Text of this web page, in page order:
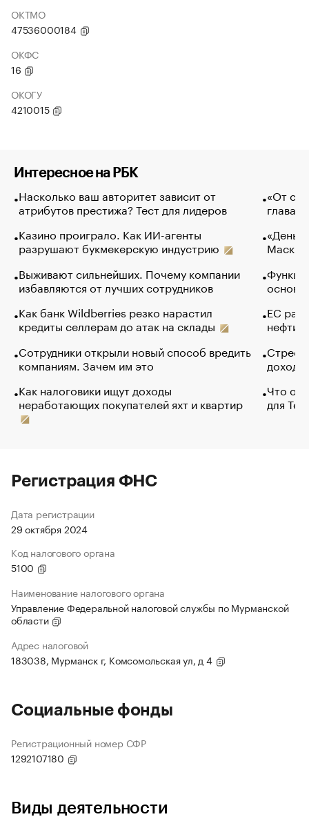
ОКТМО
47536000184
ОКФС
16
ОКОГУ
4210015
Интересное на РБК
Насколько ваш авторитет зависит от
атрибутов престижа? Тест для лидеров
Казино проиграло. Как ИИ-агенты
разрушают букмекерскую индустрию
Выживают сильнейших. Почему компании
избавляются от лучших сотрудников
Как банк Wildberries резко нарастил
кредиты селлерам до атак на склады
Сотрудники открыли новый способ вредить
компаниям. Зачем им это
Как налоговики ищут доходы
неработающих покупателей яхт и квартир
«От
глава
Маск в
основ
ЕС
нефти
Что
для
Регистрация ФНС
Дата регистрации
29 октября 2024
Код налогового органа
5100
Наименование налогового органа
Управление Федеральной налоговой службы по Мурманской
области
Адрес налоговой
183038, Мурманск г, Комсомольская ул, д 4
Социальные фонды
Регистрационный номер СФР
1292107180
Виды деятельности